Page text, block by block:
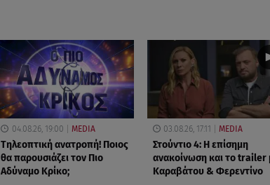
04.08.26, 19:00 MEDIA
Τηλεοπτική ανατροπή! Ποιος
θα παρουσιάζει τον Πιο
Αδύναμο Κρίκο;
03.08.26, 17:11 MEDIA
Στούντιο 4: Η επίσημη
ανακοίνωση και το trailer
Καραβάτου & Φερεντίνο